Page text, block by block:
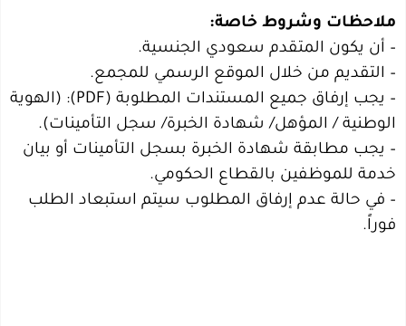
ملاحظات وشروط خاصة:
– أن يكون المتقدم سعودي الجنسية.
– التقديم من خلال الموقع الرسمي للمجمع.
– يجب إرفاق جميع المستندات المطلوبة (PDF): (الهوية
الوطنية / المؤهل/ شهادة الخبرة/ سجل التأمينات).
– يجب مطابقة شهادة الخبرة بسجل التأمينات أو بيان
خدمة للموظفين بالقطاع الحكومي.
– في حالة عدم إرفاق المطلوب سيتم استبعاد الطلب
فوراً.